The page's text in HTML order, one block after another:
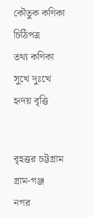
কৌতুক কণিকা
চিঠিপত্র
তথ্য কণিকা
সুখে দুঃখে
হৃদয় বৃত্তি
বৃহত্তর চট্টগ্রাম
গ্রাম-গঞ্জ
নগর